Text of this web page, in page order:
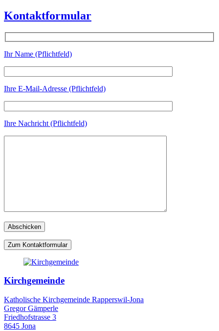
Kontaktformular
Ihr Name (Pflichtfeld)
Ihre E-Mail-Adresse (Pflichtfeld)
Ihre Nachricht (Pflichtfeld)
Zum Kontaktformular
Kirchgemeinde
Katholische Kirchgemeinde Rapperswil-Jona
Gregor Gämperle
Friedhofstrasse 3
8645 Jona